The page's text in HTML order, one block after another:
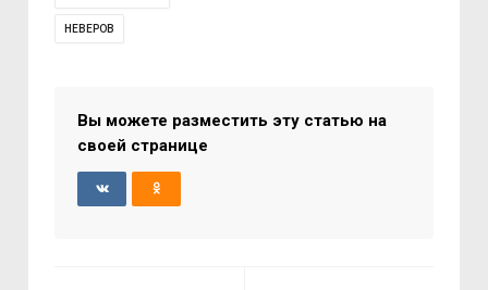
НЕВЕРОВ
Вы можете разместить эту статью на
своей странице